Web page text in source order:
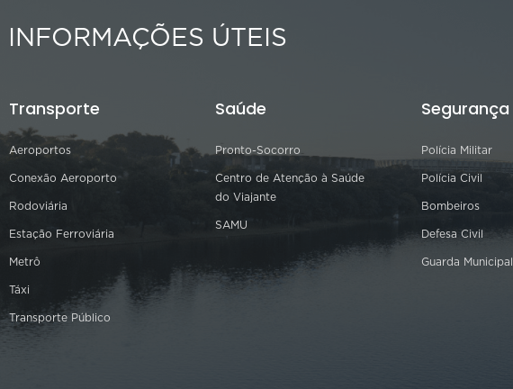
INFORMAÇÕES ÚTEIS
Transporte
Aeroportos
Conexão Aeroporto
Rodoviária
Estação Ferroviária
Metrô
Táxi
Transporte Público
Saúde
Pronto-Socorro
Centro de Atenção à Saúde
do Viajante
SAMU
Segurança
Polícia Militar
Polícia Civil
Bombeiros
Defesa Civil
Guarda Municipal